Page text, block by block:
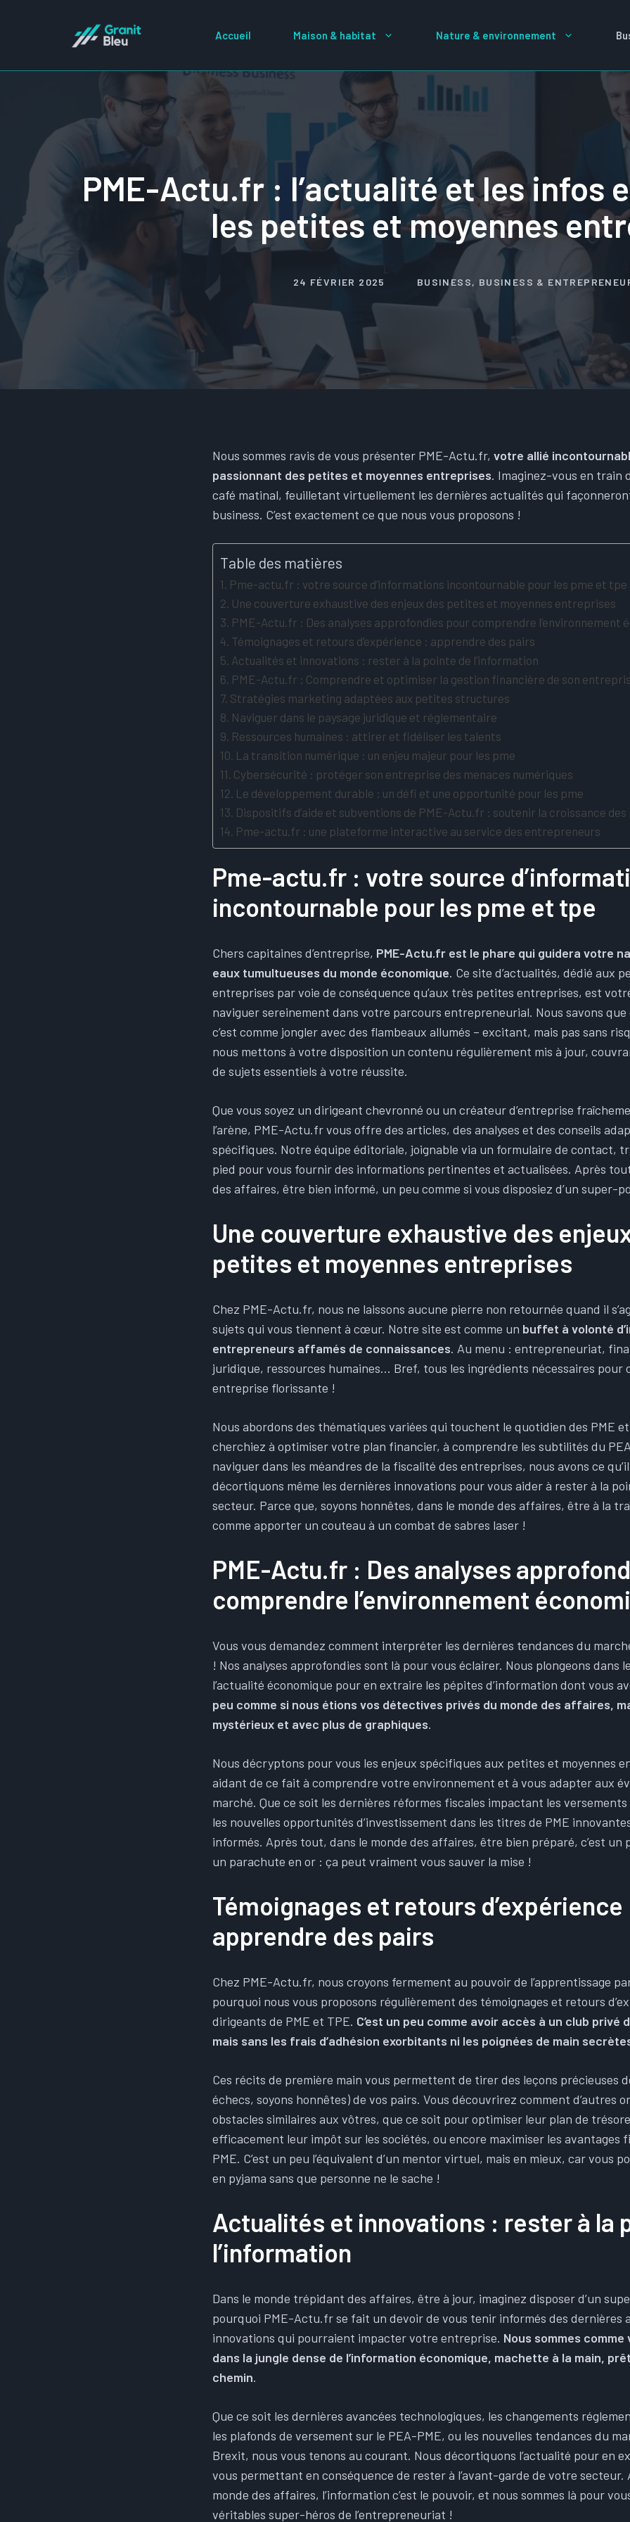
Accueil Maison & habitat Nature & environnement
PME-Actu.fr : l’actualité et les infos
les petites et moyennes
24 FÉVRIER 2025 BUSINESS, BUSINESS &
Nous sommes ravis de vous présenter PME-Actu.fr, votre allié
passionnant des petites et moyennes entreprises. Imaginez-vous en train
café matinal, feuilletant virtuellement les dernières actualités qui
business. C’est exactement ce que nous vous proposons !
Table des matières
Pme-actu.fr : votre source d’informations incontournable pour les pme et tpe
Une couverture exhaustive des enjeux des petites et moyennes entreprises
PME-Actu.fr : Des analyses approfondies pour comprendre l’environnement
Témoignages et retours d’expérience : apprendre des pairs
Actualités et innovations : rester à la pointe de l’information
PME-Actu.fr : Comprendre et optimiser la gestion financière de son
Stratégies marketing adaptées aux petites structures
Naviguer dans le paysage juridique et réglementaire
Ressources humaines : attirer et fidéliser les talents
La transition numérique : un enjeu majeur pour les pme
Cybersécurité : protéger son entreprise des menaces numériques
Le développement durable : un défi et une opportunité pour les pme
Dispositifs d’aide et subventions de PME-Actu.fr : soutenir la croissance des
Pme-actu.fr : une plateforme interactive au service des entrepreneurs
Pme-actu.fr : votre source
incontournable pour les pme et tpe
Chers capitaines d’entreprise, PME-Actu.fr est le phare qui guidera votre
eaux tumultueuses du monde économique. Ce site d’actualités, dédié aux
entreprises par voie de conséquence qu’aux très petites entreprises, est
naviguer sereinement dans votre parcours entrepreneurial. Nous savons que
c’est comme jongler avec des flambeaux allumés – excitant, mais pas sans
nous mettons à votre disposition un contenu régulièrement mis à jour,
de sujets essentiels à votre réussite.
Que vous soyez un dirigeant chevronné ou un créateur d’entreprise
l’arène, PME-Actu.fr vous offre des articles, des analyses et des conseils
spécifiques. Notre équipe éditoriale, joignable via un formulaire de contact,
pied pour vous fournir des informations pertinentes et actualisées. Après
des affaires, être bien informé, un peu comme si vous disposiez d’un super-
Une couverture exhaustive des
petites et moyennes entreprises
Chez PME-Actu.fr, nous ne laissons aucune pierre non retournée quand il
sujets qui vous tiennent à cœur. Notre site est comme un buffet à volonté
entrepreneurs affamés de connaissances. Au menu : entrepreneuriat,
juridique, ressources humaines… Bref, tous les ingrédients nécessaires pour
entreprise florissante !
Nous abordons des thématiques variées qui touchent le quotidien des PME
cherchiez à optimiser votre plan financier, à comprendre les subtilités du
naviguer dans les méandres de la fiscalité des entreprises, nous avons ce
décortiquons même les dernières innovations pour vous aider à rester à la
secteur. Parce que, soyons honnêtes, dans le monde des affaires, être à la
comme apporter un couteau à un combat de sabres laser !
PME-Actu.fr : Des analyses
comprendre l’environnement
Vous vous demandez comment interpréter les dernières tendances du
! Nos analyses approfondies sont là pour vous éclairer. Nous plongeons dans
l’actualité économique pour en extraire les pépites d’information dont vous
peu comme si nous étions vos détectives privés du monde des affaires,
mystérieux et avec plus de graphiques.
Nous décryptons pour vous les enjeux spécifiques aux petites et moyennes
aidant de ce fait à comprendre votre environnement et à vous adapter aux
marché. Que ce soit les dernières réformes fiscales impactant les
les nouvelles opportunités d’investissement dans les titres de PME
informés. Après tout, dans le monde des affaires, être bien préparé, c’est un
un parachute en or : ça peut vraiment vous sauver la mise !
Témoignages et retours d’expérience
apprendre des pairs
Chez PME-Actu.fr, nous croyons fermement au pouvoir de l’apprentissage par
pourquoi nous vous proposons régulièrement des témoignages et retours
dirigeants de PME et TPE. C’est un peu comme avoir accès à un club privé
mais sans les frais d’adhésion exorbitants ni les poignées de main
Ces récits de première main vous permettent de tirer des leçons précieuses
échecs, soyons honnêtes) de vos pairs. Vous découvrirez comment d’autres
obstacles similaires aux vôtres, que ce soit pour optimiser leur plan de
efficacement leur impôt sur les sociétés, ou encore maximiser les avantages
PME. C’est un peu l’équivalent d’un mentor virtuel, mais en mieux, car vous
en pyjama sans que personne ne le sache !
Actualités et innovations : rester à la
l’information
Dans le monde trépidant des affaires, être à jour, imaginez disposer d’un
pourquoi PME-Actu.fr se fait un devoir de vous tenir informés des dernières
innovations qui pourraient impacter votre entreprise. Nous sommes
dans la jungle dense de l’information économique, machette à la main,
chemin.
Que ce soit les dernières avancées technologiques, les changements
les plafonds de versement sur le PEA-PME, ou les nouvelles tendances du
Brexit, nous vous tenons au courant. Nous décortiquons l’actualité pour en
vous permettant en conséquence de rester à l’avant-garde de votre secteur.
monde des affaires, l’information c’est le pouvoir, et nous sommes là pour
véritables super-héros de l’entrepreneuriat !